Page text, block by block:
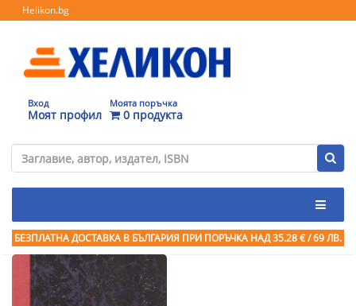
Helikon.bg
Вход
Моят профил
Моята поръчка
0 продукта
БЕЗПЛАТНА ДОСТАВКА В БЪЛГАРИЯ ПРИ ПОРЪЧКА НАД 35.28 € / 69 ЛВ.